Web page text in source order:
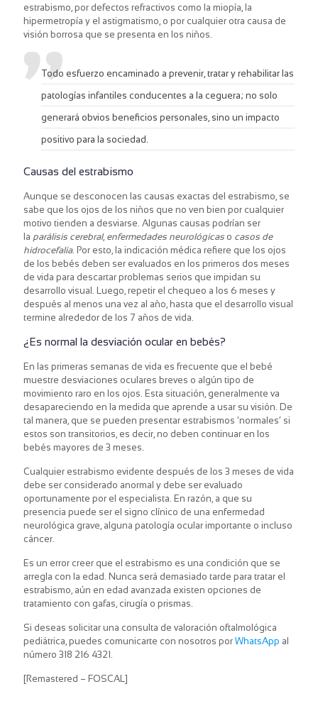
estrabismo, por defectos refractivos como la miopía, la
hipermetropía y el astigmatismo, o por cualquier otra causa de
visión borrosa que se presenta en los niños.
Todo esfuerzo encaminado a prevenir, tratar y rehabilitar las
patologías infantiles conducentes a la ceguera; no solo
generará obvios beneficios personales, sino un impacto
positivo para la sociedad.
Causas del estrabismo
Aunque se desconocen las causas exactas del estrabismo, se
sabe que los ojos de los niños que no ven bien por cualquier
motivo tienden a desviarse. Algunas causas podrían ser
la parálisis cerebral, enfermedades neurológicas o casos de
hidrocefalia. Por esto, la indicación médica refiere que los ojos
de los bebés deben ser evaluados en los primeros dos meses
de vida para descartar problemas serios que impidan su
desarrollo visual. Luego, repetir el chequeo a los 6 meses y
después al menos una vez al año, hasta que el desarrollo visual
termine alrededor de los 7 años de vida.
¿Es normal la desviación ocular en bebés?
En las primeras semanas de vida es frecuente que el bebé
muestre desviaciones oculares breves o algún tipo de
movimiento raro en los ojos. Esta situación, generalmente va
desapareciendo en la medida que aprende a usar su visión. De
tal manera, que se pueden presentar estrabismos ‘normales’ si
estos son transitorios, es decir, no deben continuar en los
bebés mayores de 3 meses.
Cualquier estrabismo evidente después de los 3 meses de vida
debe ser considerado anormal y debe ser evaluado
oportunamente por el especialista. En razón, a que su
presencia puede ser el signo clínico de una enfermedad
neurológica grave, alguna patología ocular importante o incluso
cáncer.
Es un error creer que el estrabismo es una condición que se
arregla con la edad. Nunca será demasiado tarde para tratar el
estrabismo, aún en edad avanzada existen opciones de
tratamiento con gafas, cirugía o prismas.
Si deseas solicitar una consulta de valoración oftalmológica
pediátrica, puedes comunicarte con nosotros por WhatsApp al
número 318 216 4321.
[Remastered – FOSCAL]